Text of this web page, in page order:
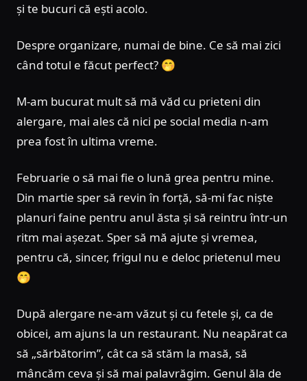
și te bucuri că ești acolo.
Despre organizare, numai de bine. Ce să mai zici
când totul e făcut perfect? 🤭
M-am bucurat mult să mă văd cu prieteni din
alergare, mai ales că nici pe social media n-am
prea fost în ultima vreme.
Februarie o să mai fie o lună grea pentru mine.
Din martie sper să revin în forță, să-mi fac niște
planuri faine pentru anul ăsta și să reintru într-un
ritm mai așezat. Sper să mă ajute și vremea,
pentru că, sincer, frigul nu e deloc prietenul meu
🤭
După alergare ne-am văzut și cu fetele și, ca de
obicei, am ajuns la un restaurant. Nu neapărat ca
să „sărbătorim”, cât ca să stăm la masă, să
mâncăm ceva și să mai palavrăgim. Genul ăla de